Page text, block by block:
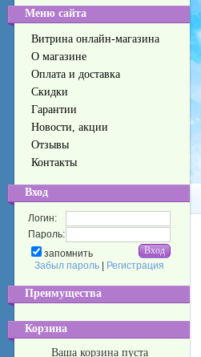
Меню сайта
Витрина онлайн-магазина
О магазине
Оплата и доставка
Скидки
Гарантии
Новости, акции
Отзывы
Контакты
Вход
Логин:
Пароль:
запомнить
Забыл пароль
Регистрация
Преимущества
Корзина
Ваша корзина пуста